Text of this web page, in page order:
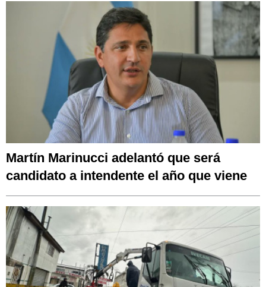
Martín Marinucci adelantó que será
candidato a intendente el año que viene